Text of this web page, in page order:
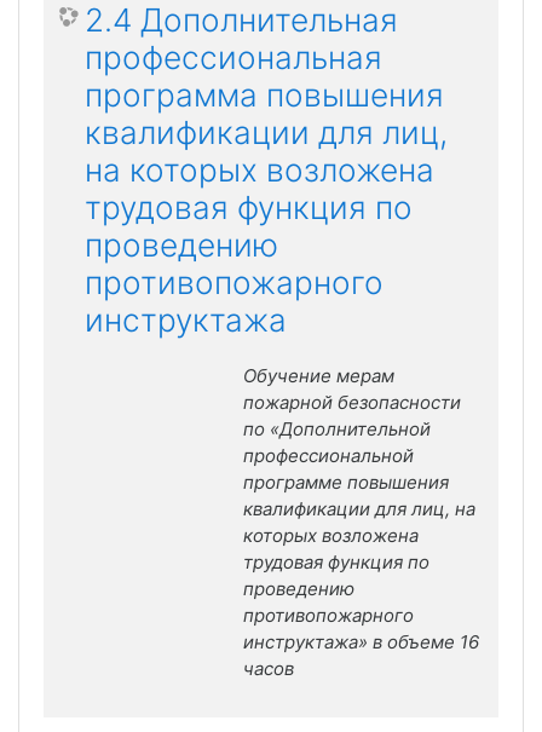
2.4 Дополнительная
профессиональная
программа повышения
квалификации для лиц,
на которых возложена
трудовая функция по
проведению
противопожарного
инструктажа
Обучение мерам
пожарной безопасности
по «Дополнительной
профессиональной
программе повышения
квалификации для лиц, на
которых возложена
трудовая функция по
проведению
противопожарного
инструктажа» в объеме 16
часов